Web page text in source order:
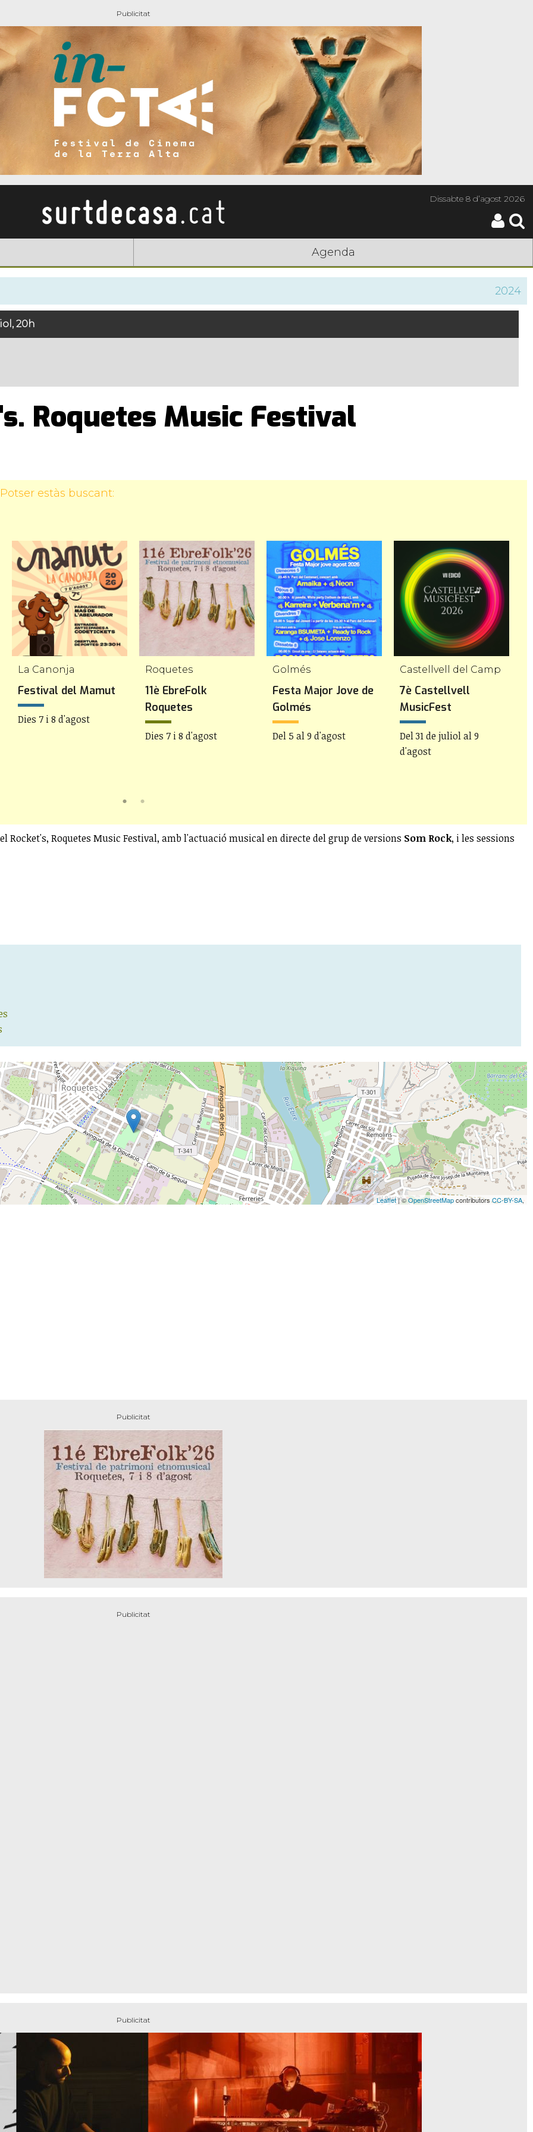
Dissabte8 d’agost 2026
Agenda
2024
20h
Roquetes Music Festival
estàs buscant:
La Canonja
Festival del Mamut
Dies 7 i 8 d'agost
Roquetes
11è EbreFolk
Roquetes
Dies 7 i 8 d'agost
Golmés
Festa Major Jove de
Golmés
Del 5 al 9 d'agost
Castellvell del Camp
7è Castellvell
MusicFest
Del 31 de juliol al 9
d'agost
Rocket's, Roquetes Music Festival, amb l'actuació musical en directe del grup de versions Som Rock, i les sessions
Leaflet| ©OpenStreetMapcontributorsCC-BY-SA,